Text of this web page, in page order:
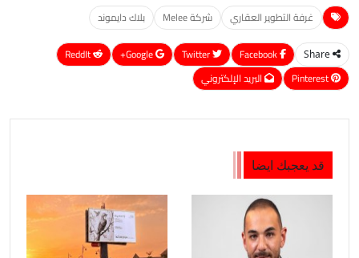
غرفة التطوير العقاري شركة Melee بلاك دايموند
Share
Google+
ReddIt
Pinterest
البريد الإلكتروني
قد يعجبك ايضا